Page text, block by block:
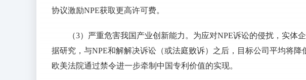
协议激励NPE获取更高许可费。
（3）严重危害我国产业创新能力。为应对NPE诉讼的侵扰，实体
据研究，与NPE和解解决诉讼（或法庭败诉）之后，目标公司平均将降
欧美法院通过禁令进一步牵制中国专利价值的实现。